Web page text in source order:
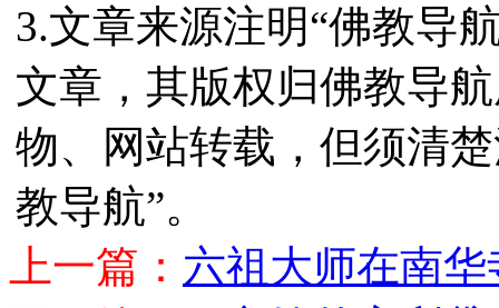
3.文章来源注明“佛教导
文章，其版权归佛教导
物、网站转载，但须清
教导航”。
上一篇： 六祖大师在南